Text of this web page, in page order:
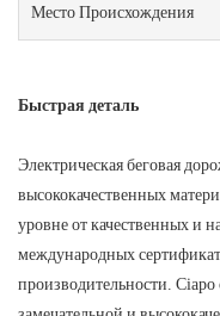
Место Происхождения
Быстрая деталь
Электрическая беговая
высококачественных
уровне от качественных и
международных
производительности.